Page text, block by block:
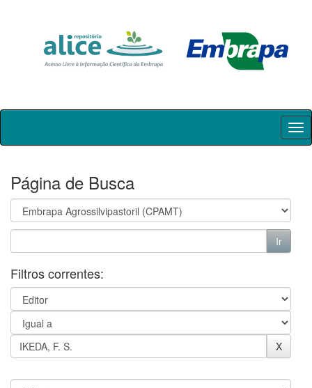
Skip
Página de Busca
Filtros correntes: